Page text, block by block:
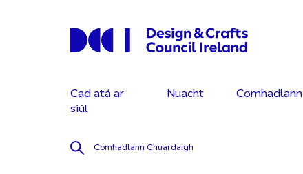
Cad atá ar
siúl
Nuacht Comhadlann
Comhadlann Chuardaigh